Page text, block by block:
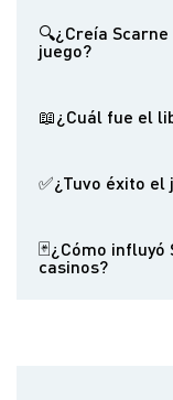
apuestas ilegales.
participar en ellas.
🔍¿Creía
juego?
dirigían operadores
📖¿Cuál fue el
libro más completo
✅¿Tuvo éxito el
una inundación del
🃏¿Cómo
casinos?